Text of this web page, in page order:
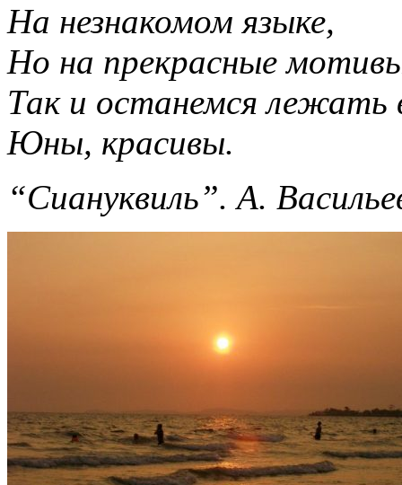
На незнакомом языке,
Но на прекрасные
Так и останемся лежать
Юны, красивы.
“Сиануквиль”. А.